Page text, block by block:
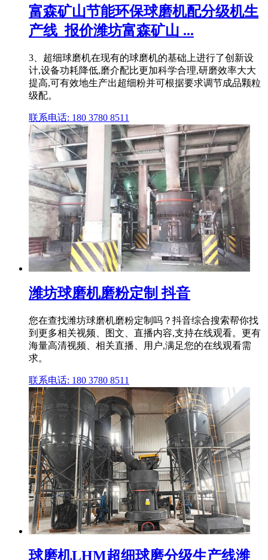
富森矿山节能环保球磨机配分级机生
产线_报价潍坊富森矿山 ...
3、超细球磨机在现有的球磨机的基础上进行了创新设
计,设备功耗降低,磨介配比更加科学合理,研磨效率大大
提高,可有效地生产出超细粉并可根据要求调节成品颗粒
级配。
联系电话: 180 3780 8511
潍坊球磨机磨粉定制 抖音
您在查找潍坊球磨机磨粉定制吗？抖音综合搜索帮你找
到更多相关视频、图文、直播内容,支持在线观看。更有
海量高清视频、相关直播、用户,满足您的在线观看需
求。
联系电话: 180 3780 8511
球磨机LHM超细球磨分级生产线潍